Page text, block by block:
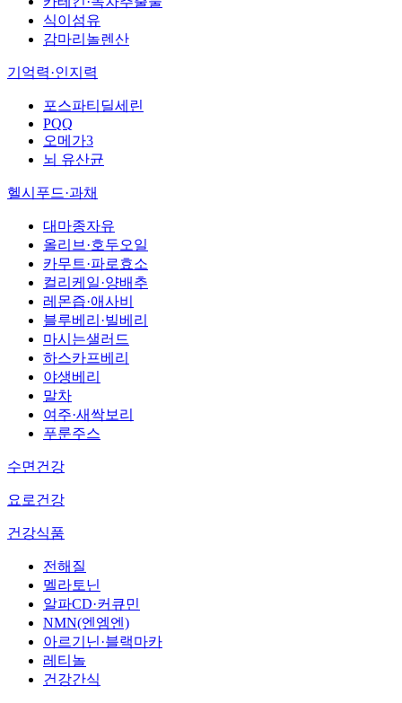
식이섬유
감마리놀렌산
기억력·인지력
포스파티딜세린
PQQ
오메가3
뇌 유산균
헬시푸드·과채
대마종자유
올리브·호두오일
카무트·파로효소
컬리케일·양배추
레몬즙·애사비
블루베리·빌베리
마시는샐러드
하스카프베리
야생베리
말차
여주·새싹보리
푸룬주스
수면건강
요로건강
건강식품
전해질
멜라토닌
알파CD·커큐민
NMN(엔엠엔)
아르기닌·블랙마카
레티놀
건강간식